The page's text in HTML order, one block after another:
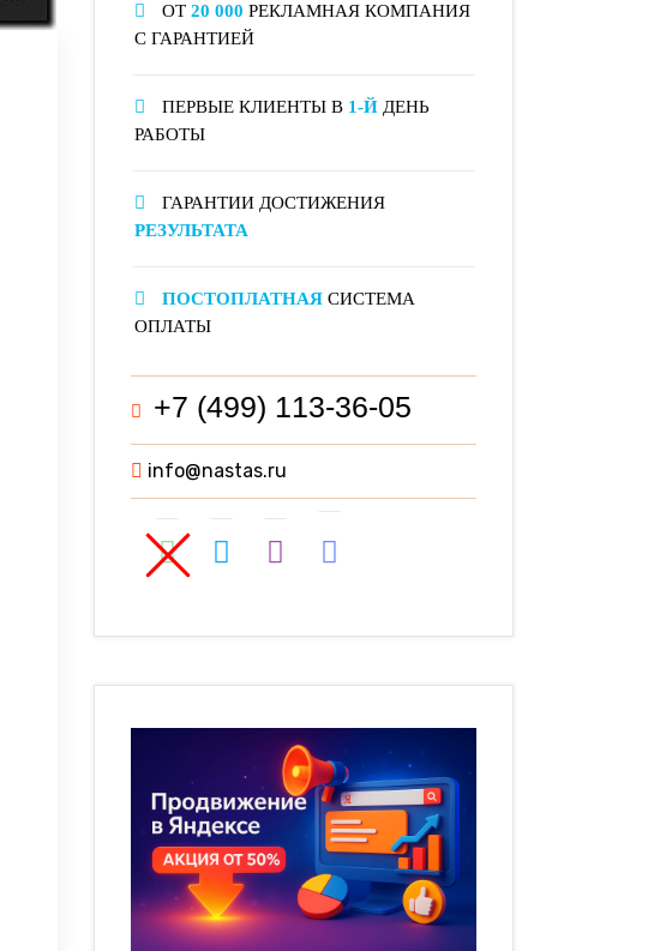
ОТ 20 000 РЕКЛАМНАЯ КОМПАНИЯ
С ГАРАНТИЕЙ
ПЕРВЫЕ КЛИЕНТЫ В 1-Й ДЕНЬ
РАБОТЫ
ГАРАНТИИ ДОСТИЖЕНИЯ
РЕЗУЛЬТАТА
ПОСТОПЛАТНАЯ СИСТЕМА
ОПЛАТЫ
+7 (499) 113-36-05
info@nastas.ru